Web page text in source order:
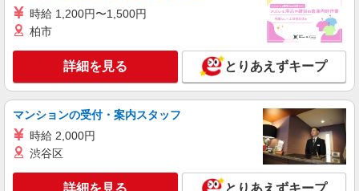
時給 1,200円〜1,500円
柏市
詳細を見る とりあえずキープ
マンションの受付・案内スタッフ
時給 2,000円
渋谷区
詳細を見る とりあえずキープ